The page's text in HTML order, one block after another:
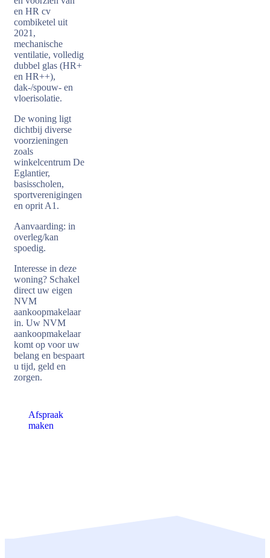
en HR cv
combiketel uit
2021,
mechanische
ventilatie, volledig
dubbel glas (HR+
en HR++),
dak-/spouw- en
vloerisolatie.
De woning ligt
dichtbij diverse
voorzieningen
zoals
winkelcentrum De
Eglantier,
basisscholen,
sportverenigingen
en oprit A1.
Aanvaarding: in
overleg/kan
spoedig.
Interesse in deze
woning? Schakel
direct uw eigen
NVM
aankoopmakelaar
in. Uw NVM
aankoopmakelaar
komt op voor uw
belang en bespaart
u tijd, geld en
zorgen.
Afspraak
maken